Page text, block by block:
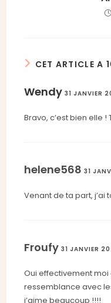
CET ARTICLE A
Wendy 31 JANVIER
Bravo, c’est bien elle
helene56831
Venant de ta part, j’ai
Froufy31 JANVIER
Oui effectivement
ressemblance avec
j’aime beaucoup !!!!